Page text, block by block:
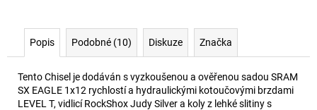
Popis Podobné (10) Diskuze Značka
Tento Chisel je dodáván s vyzkoušenou a ověřenou sadou SRAM
SX EAGLE 1x12 rychlostí a hydraulickými kotoučovými brzdami
LEVEL T, vidlicí RockShox Judy Silver a koly z lehké slitiny s